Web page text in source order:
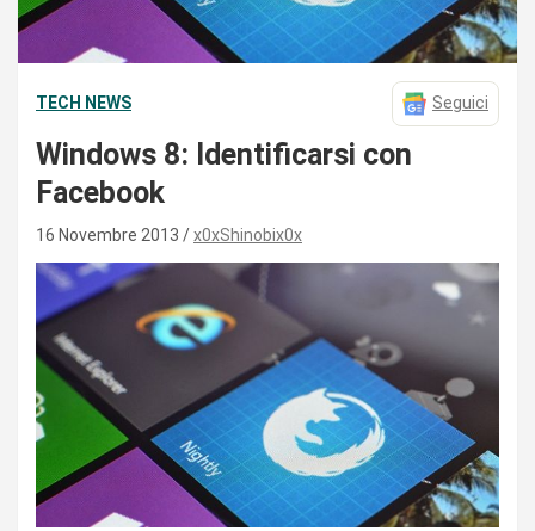
TECH NEWS Seguici
Windows 8: Identificarsi con
Facebook
16 Novembre 2013 x0xShinobix0x